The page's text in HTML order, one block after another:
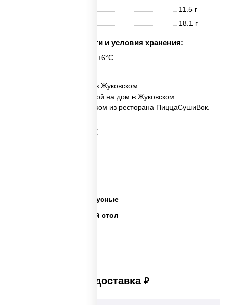
11.5 г
18.1 г
Срок годности и условия хранения:
6 часов при t° от +2°C до +6°C
✅ Поке с угрём заказать в Жуковском.
✅ Поке с угрём с доставкой на дом в Жуковском.
✅ Поке с угрём в Жуковском из ресторана ПиццаСушиВок.
Категории товара:
Салаты недорогие и вкусные
Салаты на праздничный стол
Платная доставка руб